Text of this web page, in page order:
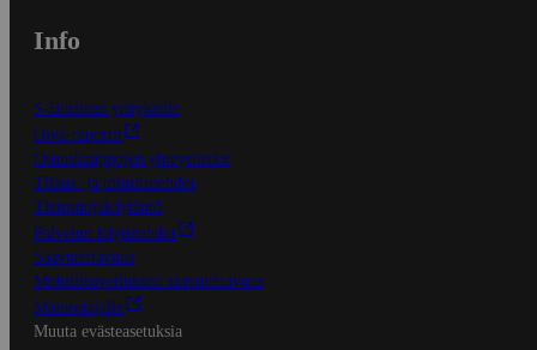
Info
S-Business yrityksille
Oiva-raportit
Osuuskauppojen yhteystiedot
Tilaus- ja toimitusehdot
Tietosuojakäytäntö
Palvelun käyttöehdot
Saavutettavuus
Mobiilisovelluksen saavutettavuus
Mainostajalle
Muuta evästeasetuksia